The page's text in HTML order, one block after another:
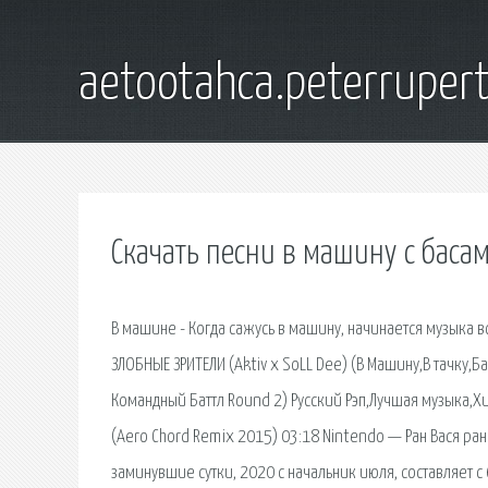
Скачать песни в машину с
В машине - Когда сажусь в машину, начинается музыка
ЗЛОБНЫЕ ЗРИТЕЛИ (Aktiv x SoLL Dee) (В Машину,В
Командный Баттл Round 2) Русский Рэп,Лучшая
(Aero Chord Remix 2015) 03:18 Nintendo — Ран Вася
заминувшие сутки, 2020 с начальник июля,